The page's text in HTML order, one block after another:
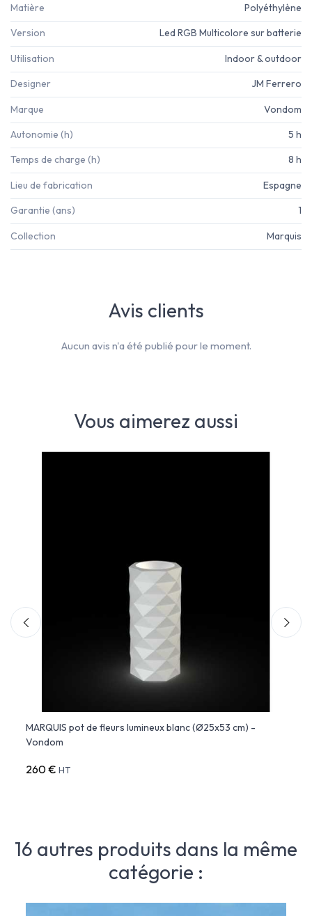
Matière Polyéthylène
Version Led RGB Multicolore sur batterie
Utilisation Indoor & outdoor
Designer JM Ferrero
Marque Vondom
Autonomie (h) 5 h
Temps de charge (h) 8 h
Lieu de fabrication Espagne
Garantie (ans) 1
Collection Marquis
Vous aimerez aussi
MARQUIS pot de fleurs lumineux blanc (Ø25x53 cm) -
Vondom
260 € HT
Avis clients
Aucun avis n'a été publié pour le moment.
16 autres produits dans la même
catégorie :